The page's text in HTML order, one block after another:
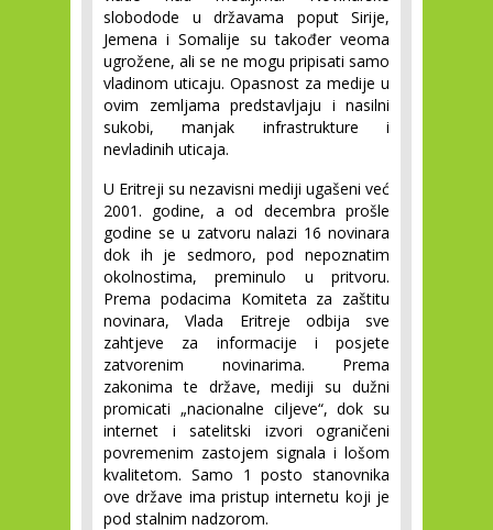
slobodode u državama poput Sirije,
Jemena i Somalije su također veoma
ugrožene, ali se ne mogu pripisati samo
vladinom uticaju. Opasnost za medije u
ovim zemljama predstavljaju i nasilni
sukobi, manjak infrastrukture i
nevladinih uticaja.
U Eritreji su nezavisni mediji ugašeni već
2001. godine, a od decembra prošle
godine se u zatvoru nalazi 16 novinara
dok ih je sedmoro, pod nepoznatim
okolnostima, preminulo u pritvoru.
Prema podacima Komiteta za zaštitu
novinara, Vlada Eritreje odbija sve
zahtjeve za informacije i posjete
zatvorenim novinarima. Prema
zakonima te države, mediji su dužni
promicati „nacionalne ciljeve“, dok su
internet i satelitski izvori ograničeni
povremenim zastojem signala i lošom
kvalitetom. Samo 1 posto stanovnika
ove države ima pristup internetu koji je
pod stalnim nadzorom.